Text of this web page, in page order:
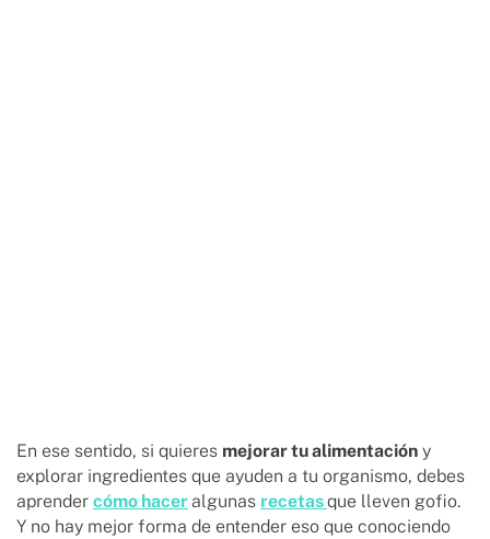
En ese sentido, si quieres mejorar tu alimentación y
explorar ingredientes que ayuden a tu organismo, debes
aprender cómo hacer algunas recetasque lleven gofio.
Y no hay mejor forma de entender eso que conociendo